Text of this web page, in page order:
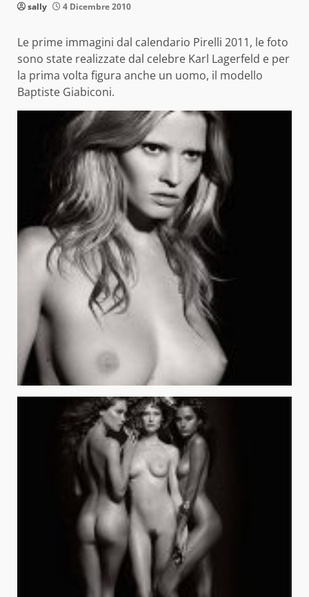
sally 4 Dicembre 2010
Le prime immagini dal calendario Pirelli 2011, le foto
sono state realizzate dal celebre Karl Lagerfeld e per
la prima volta figura anche un uomo, il modello
Baptiste Giabiconi.